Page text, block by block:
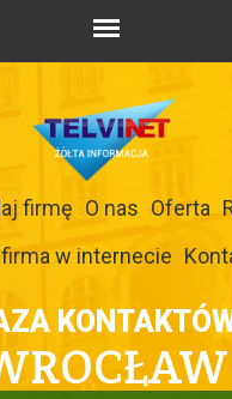
firmę O nas Oferta
w internecie